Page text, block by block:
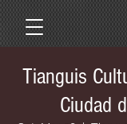
Tianguis
Ciudad